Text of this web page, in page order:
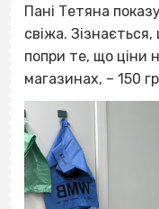
Пані Тетяна
свіжа.
попри те, що ціни
магазинах, – 150